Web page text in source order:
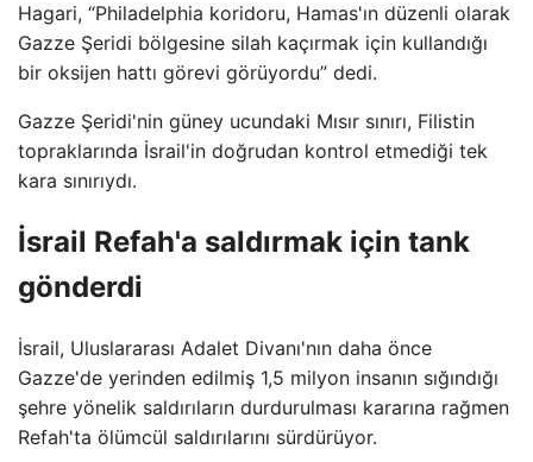
Hagari, “Philadelphia koridoru, Hamas'ın düzenli olarak
Gazze Şeridi bölgesine silah kaçırmak için kullandığı
bir oksijen hattı görevi görüyordu” dedi.
Gazze Şeridi'nin güney ucundaki Mısır sınırı, Filistin
topraklarında İsrail'in doğrudan kontrol etmediği tek
kara sınırıydı.
İsrail Refah'a saldırmak için tank
gönderdi
İsrail, Uluslararası Adalet Divanı'nın daha önce
Gazze'de yerinden edilmiş 1,5 milyon insanın sığındığı
şehre yönelik saldırıların durdurulması kararına rağmen
Refah'ta ölümcül saldırılarını sürdürüyor.